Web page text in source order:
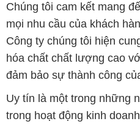
Chúng tôi cam kết mang
mọi nhu cầu của khách
Công ty chúng tôi hiện
hóa chất chất lượng cao
đảm bảo sự thành công
Uy tín là một trong những
trong hoạt động kinh